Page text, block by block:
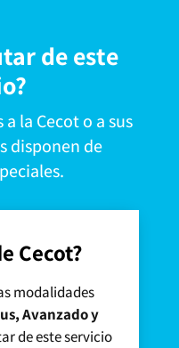
de este
la Cecot o a sus
disponen de
Cecot?
modalidades
Avanzado y
de este servicio